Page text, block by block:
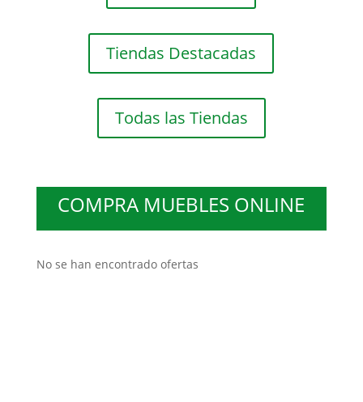
Tiendas Destacadas
Todas las Tiendas
COMPRA MUEBLES ONLINE
No se han encontrado ofertas